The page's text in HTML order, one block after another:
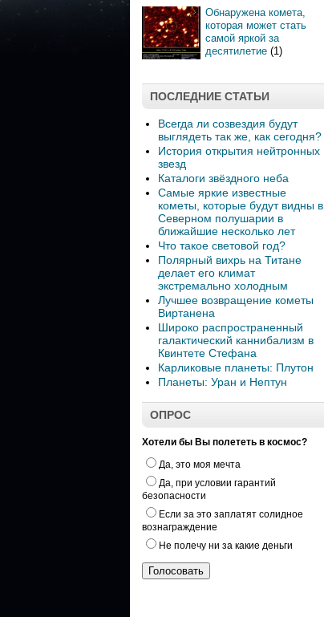
Обнаружена комета,
которая может стать
самой яркой за
десятилетие (1)
ПОСЛЕДНИЕ СТАТЬИ
Всегда ли созвездия будут
выглядеть так же, как сегодня?
История открытия нейтронных
звезд
Каталоги звёздного неба
Самые яркие известные
кометы, которые будут видны в
Северном полушарии в
ближайшие несколько лет
Что такое световой год?
Полярный вихрь на Титане
делает его климат
экстремально холодным
Лучшее возвращение кометы
Виртанена
Широко распространенный
галактический каннибализм в
Квинтете Стефана
Карликовые планеты: Плутон
Планеты: Уран и Нептун
ОПРОС
Хотели бы Вы полететь в космос?
Да, это моя мечта
Да, при условии гарантий
безопасности
Если за это заплатят солидное
вознаграждение
Не полечу ни за какие деньги